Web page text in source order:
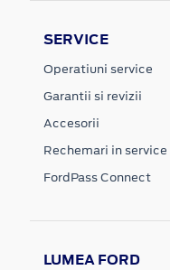
SERVICE
Operatiuni service
Garantii si revizii
Accesorii
Rechemari in service
FordPass Connect
LUMEA FORD